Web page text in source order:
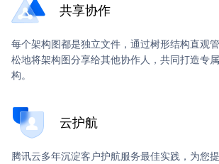
全可控。
量升级或迁移、风险隐患修复等运维场景下
必要操作，减少人为错误发生，提高运维效
腾讯云海量运维经验沉淀，预设多场景
从风险发现、治理到自动化预案执行，
TRTC云助手
式智能助手。可与云架构联动，为您提供一
括快速接入、迁移、隐患发现和诊断排障等。
云端巡检与终端日志排障，为您发现问
化建议，提升使用 TRTC 过程中的稳定
生态应用
提供SDK与应用插件接入/发布标准。企业开
与IaC能力定制更高级的全生命周期运维管理
共享协作
每个架构图都是独立文件，通过树形结构直观
松地将架构图分享给其他协作人，共同打造专
构。
云护航
腾讯云多年沉淀客户护航服务最佳实践，为您